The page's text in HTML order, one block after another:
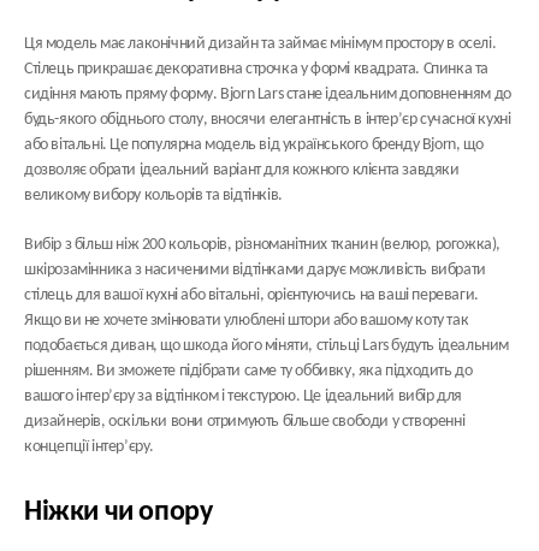
Ця модель має лаконічний дизайн та займає мінімум простору в оселі.
Стілець прикрашає декоративна строчка у формі квадрата. Спинка та
сидіння мають пряму форму. Bjorn Larsстане ідеальним доповненням до
будь-якого обіднього столу, вносячи елегантність в інтер’єр сучасної кухні
або вітальні. Це популярна модель від українського бренду Bjorn, що
дозволяє обрати ідеальний варіант для кожного клієнта завдяки
великому вибору кольорів та відтінків.
Вибір з більш ніж 200 кольорів, різноманітних тканин (велюр, рогожка),
шкірозамінника з насиченими відтінками дарує можливість вибрати
стілець для вашої кухні або вітальні, орієнтуючись на ваші переваги.
Якщо ви не хочете змінювати улюблені штори або вашому коту так
подобається диван, що шкода його міняти, стільці Lars будуть ідеальним
рішенням. Ви зможете підібрати саме ту оббивку, яка підходить до
вашого інтер’єру за відтінком і текстурою. Це ідеальний вибір для
дизайнерів, оскільки вони отримують більше свободи у створенні
концепції інтер’єру.
Ніжки чи опору